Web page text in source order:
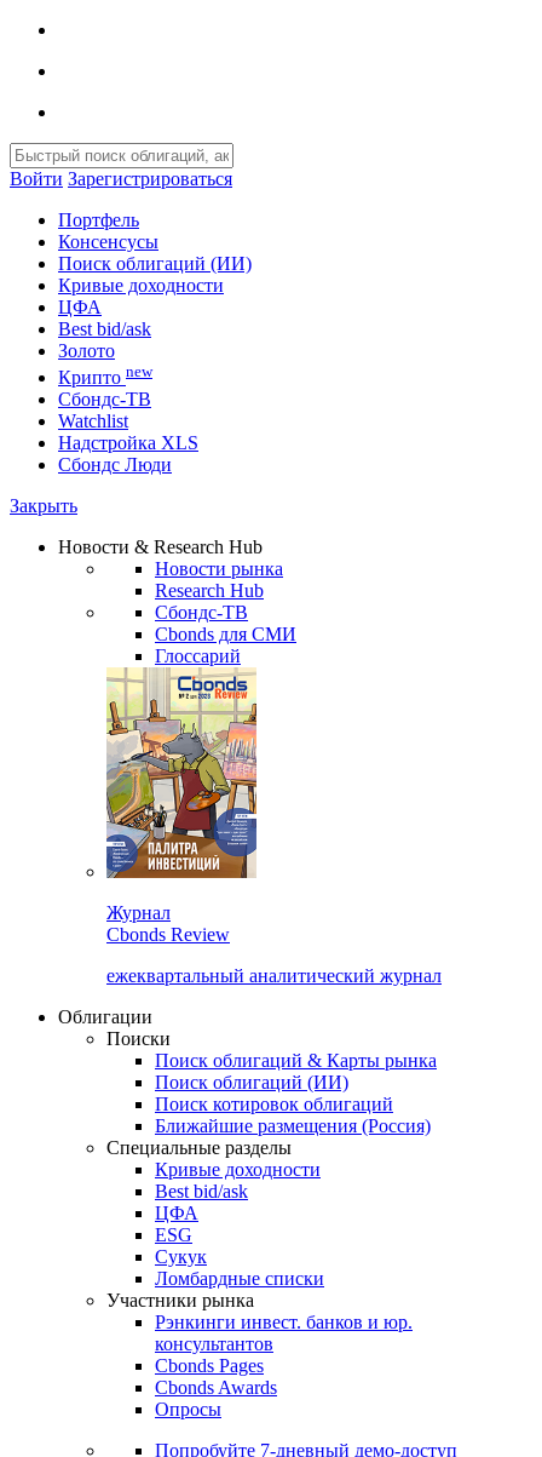
Войти Зарегистрироваться
Портфель
Консенсусы
Поиск облигаций (ИИ)
Кривые доходности
ЦФА
Best bid/ask
Золото
Крипто new
Сбондс-ТВ
Watchlist
Надстройка XLS
Сбондс Люди
Закрыть
Новости & Research Hub
Новости рынка
Research Hub
Сбондс-ТВ
Cbonds для СМИ
Глоссарий
Журнал
Cbonds Review
ежеквартальный аналитический журнал
Облигации
Поиски
Поиск облигаций & Карты рынка
Поиск облигаций (ИИ)
Поиск котировок облигаций
Ближайшие размещения (Россия)
Специальные разделы
Кривые доходности
Best bid/ask
ЦФА
ESG
Сукук
Ломбардные списки
Участники рынка
Рэнкинги инвест. банков и юр.
консультантов
Cbonds Pages
Cbonds Awards
Опросы
Попробуйте 7-дневный демо-доступ